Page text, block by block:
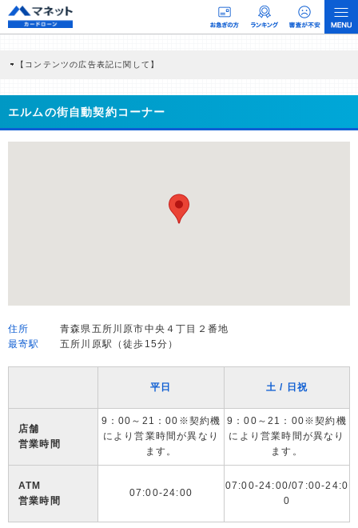
【コンテンツの広告表記に関して】
商品を根拠なくPRするものではなく、当編集部の調査／ユーザーへの口コミ収集な
どに基づき、公平性を担保した情報提供を行っています。
>提携企業一覧
エルムの街自動契約コーナー
住所
青森県五所川原市中央４丁目２番地
最寄駅
五所川原駅（徒歩15分）
平日 土 / 日祝
店舗
営業時間
9：00～21：00※契約機
により営業時間が異なり
ます。
9：00～21：00※契約機
により営業時間が異なり
ます。
ATM
営業時間
07:00-24:00
07:00-24:00/07:00-24:0
0